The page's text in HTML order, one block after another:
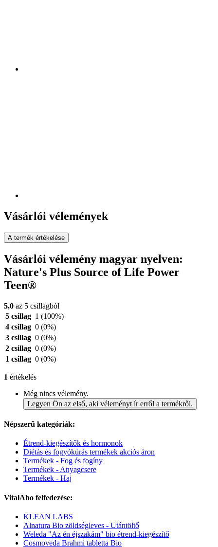
Vásárlói vélemények
A termék értékelése
Vásárlói vélemény magyar nyelven:
Nature's Plus Source of Life Power
Teen®
5,0 az 5 csillagból
5 csillag 1 (100%)
4 csillag 0 (0%)
3 csillag 0 (0%)
2 csillag 0 (0%)
1 csillag 0 (0%)
1 értékelés
Még nincs vélemény.
Legyen Ön az első, aki véleményt ír erről a termékről.
Népszerű kategóriák:
Étrend-kiegészítők és hormonok
Diétás és fogyókúrás termékek akciós áron
Termékek - Fog és fogíny
Termékek - Anyagcsere
Termékek - Haj
VitalAbo felfedezése:
KLEAN LABS
Alnatura Bio zöldségleves - Utántöltő
Weleda "Az én éjszakám" bio étrend-kiegészítő
Cosmoveda Brahmi tabletta Bio